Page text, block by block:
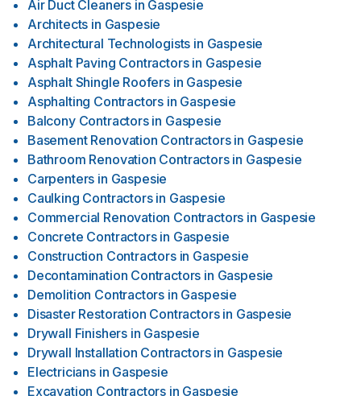
Air Duct Cleaners in Gaspesie
Architects in Gaspesie
Architectural Technologists in Gaspesie
Asphalt Paving Contractors in Gaspesie
Asphalt Shingle Roofers in Gaspesie
Asphalting Contractors in Gaspesie
Balcony Contractors in Gaspesie
Basement Renovation Contractors in Gaspesie
Bathroom Renovation Contractors in Gaspesie
Carpenters in Gaspesie
Caulking Contractors in Gaspesie
Commercial Renovation Contractors in Gaspesie
Concrete Contractors in Gaspesie
Construction Contractors in Gaspesie
Decontamination Contractors in Gaspesie
Demolition Contractors in Gaspesie
Disaster Restoration Contractors in Gaspesie
Drywall Finishers in Gaspesie
Drywall Installation Contractors in Gaspesie
Electricians in Gaspesie
Excavation Contractors in Gaspesie